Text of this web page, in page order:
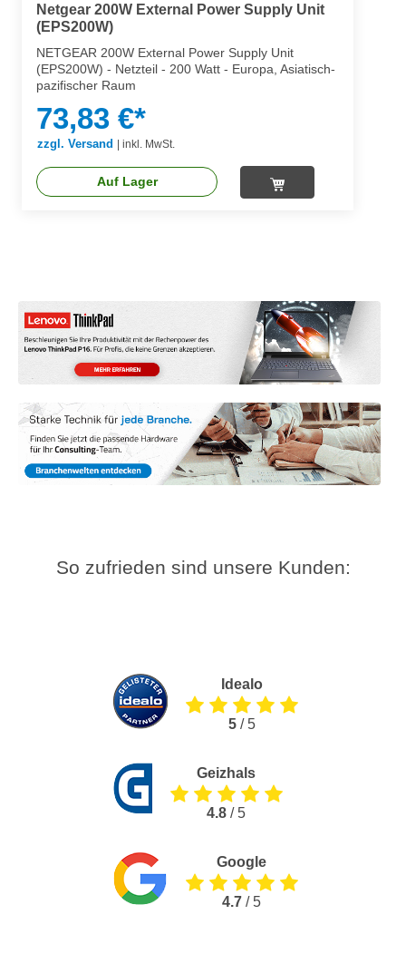
Netgear 200W External Power Supply Unit
(EPS200W)
NETGEAR 200W External Power Supply Unit
(EPS200W) - Netzteil - 200 Watt - Europa, Asiatisch-
pazifischer Raum
73,83 €*
zzgl. Versand inkl. MwSt.
Auf Lager
So zufrieden sind unsere Kunden:
Idealo
5/ 5
Geizhals
4.8 / 5
Google
4.7 / 5